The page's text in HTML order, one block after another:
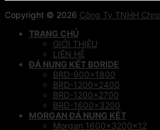
Copyright © 2026 Công Ty TNHH
TRANG CHỦ
GIỚI THIỆU
LIÊN HỆ
ĐÁ NUNG KẾT BORIDE
BRD-900×1800
BRD-1200×2400
BRD-1200×2700
BRD-1600×3200
MORGAN ĐÁ NUNG KẾT
Morgan 1600x3200x12